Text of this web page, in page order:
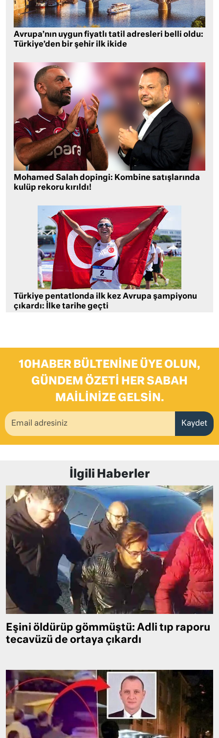
Avrupa’nın uygun fiyatlı tatil adresleri belli oldu:
Türkiye’den bir şehir ilk ikide
Mohamed Salah dopingi: Kombine satışlarında
kulüp rekoru kırıldı!
Türkiye pentatlonda ilk kez Avrupa şampiyonu
çıkardı: İlke tarihe geçti
10HABER BÜLTENINE ÜYE OLUN,
GÜNDEM ÖZETI HER SABAH
MAILINIZE GELSIN.
Kaydet
İlgili Haberler
Eşini öldürüp gömmüştü: Adli tıp raporu
tecavüzü de ortaya çıkardı